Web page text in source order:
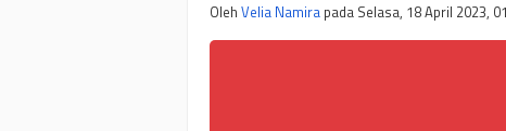
Oleh Velia Namira pada Selasa, 18 April 2023,